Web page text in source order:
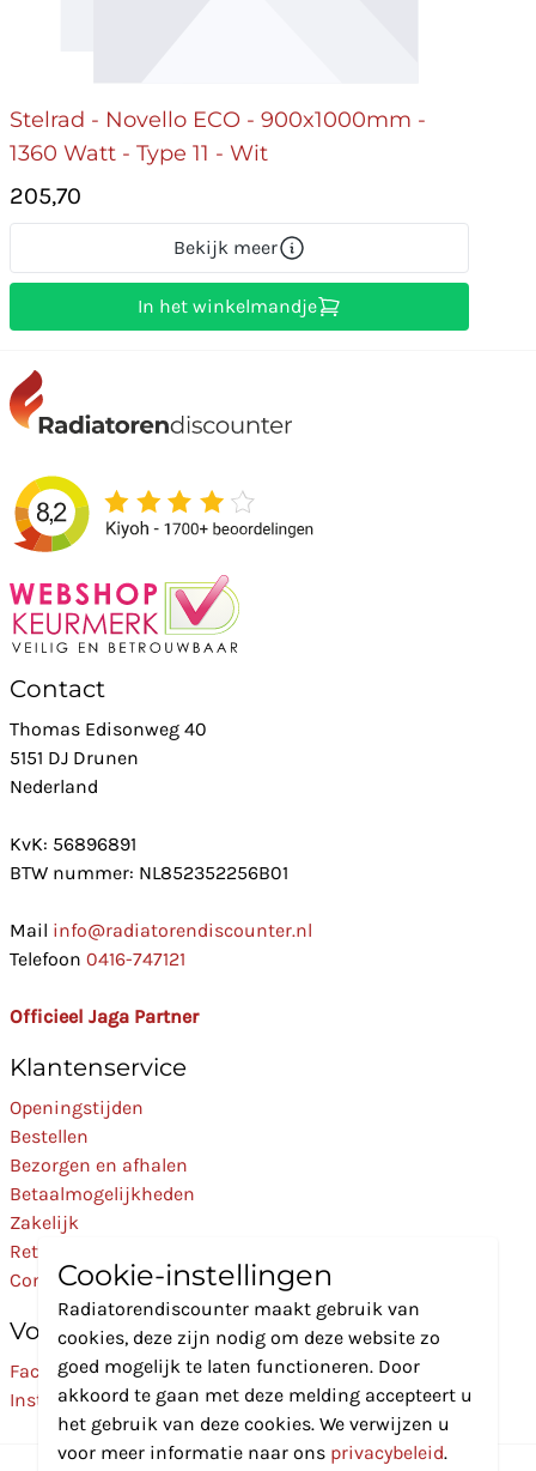
Stelrad - Novello ECO - 900x1000mm -
1360 Watt - Type 11 - Wit
205,70
Bekijk meer
In het winkelmandje
Contact
Thomas Edisonweg 40
5151 DJ Drunen
Nederland
KvK: 56896891
BTW nummer: NL852352256B01
Mail info@radiatorendiscounter.nl
Telefoon 0416-747121
Officieel Jaga Partner
Klantenservice
Openingstijden
Bestellen
Bezorgen en afhalen
Betaalmogelijkheden
Zakelijk
Retourneren
Contact
Volg Ons
Facebook
Instagram
Cookie-instellingen
Radiatorendiscounter maakt gebruik van
cookies, deze zijn nodig om deze website zo
goed mogelijk te laten functioneren. Door
akkoord te gaan met deze melding accepteert u
het gebruik van deze cookies. We verwijzen u
voor meer informatie naar ons privacybeleid.